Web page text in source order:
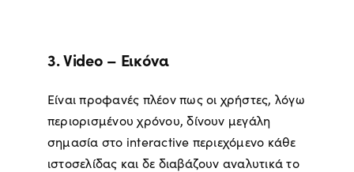
3. Video – Εικόνα
Είναι προφανές πλέον πως οι χρήστες, λόγω
περιορισμένου χρόνου, δίνουν μεγάλη
σημασία στο interactive περιεχόμενο κάθε
ιστοσελίδας και δε διαβάζουν αναλυτικά το